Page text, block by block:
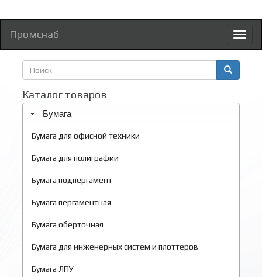
Промснаб
Форма
поиска
Каталог товаров
Бумага
Бумага для офисной техники
Бумага для полиграфии
Бумага подпергамент
Бумага пергаментная
Бумага оберточная
Бумага для инженерных систем и плоттеров
Бумага ЛПУ